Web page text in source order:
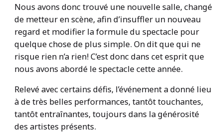
Nous avons donc trouvé une nouvelle salle, changé
de metteur en scène, afin d’insuffler un nouveau
regard et modifier la formule du spectacle pour
quelque chose de plus simple. On dit que qui ne
risque rien n’a rien! C’est donc dans cet esprit que
nous avons abordé le spectacle cette année.
Relevé avec certains défis, l’événement a donné lieu
à de très belles performances, tantôt touchantes,
tantôt entraînantes, toujours dans la générosité
des artistes présents.